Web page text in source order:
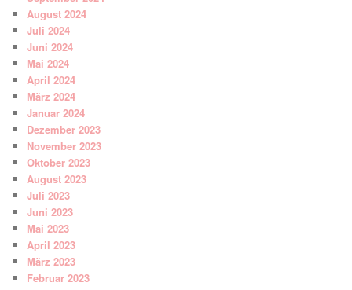
August 2024
Juli 2024
Juni 2024
Mai 2024
April 2024
März 2024
Januar 2024
Dezember 2023
November 2023
Oktober 2023
August 2023
Juli 2023
Juni 2023
Mai 2023
April 2023
März 2023
Februar 2023